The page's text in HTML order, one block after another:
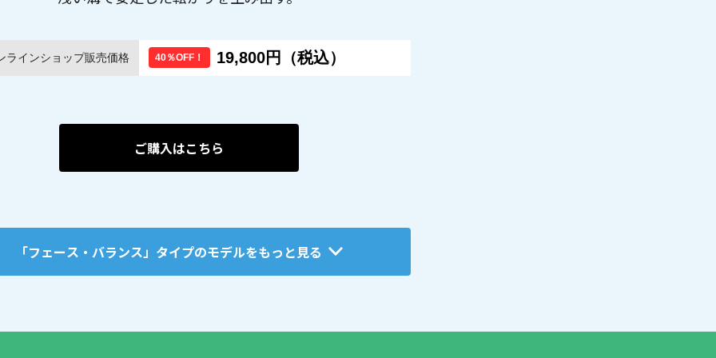
ラインショップ販売価格 40％OFF！ 19,800円（税込）
ご購入はこちら
「フェース・バランス」タイプのモデルをもっと見る